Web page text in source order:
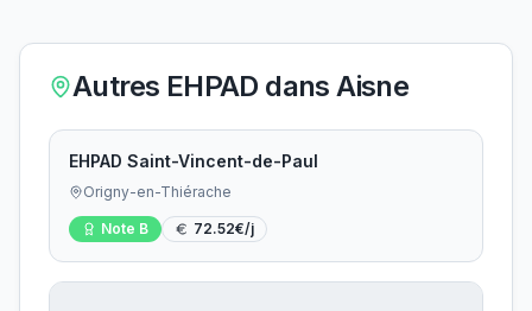
Autres EHPAD dansAisne
EHPAD Saint-Vincent-de-Paul
Origny-en-Thiérache
Note B 72.52€/j